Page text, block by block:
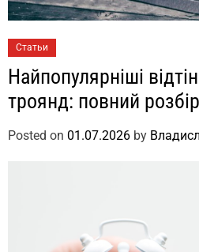
Статьи
Найпопулярніші
троянд: повний розбір
Posted on 01.07.2026 by